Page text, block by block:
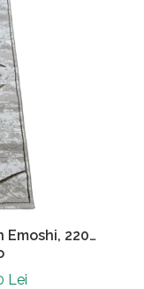
2202
Lei